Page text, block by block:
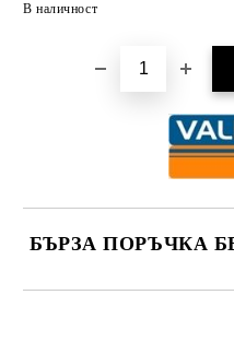
В наличност
БЪРЗА ПОРЪЧКА